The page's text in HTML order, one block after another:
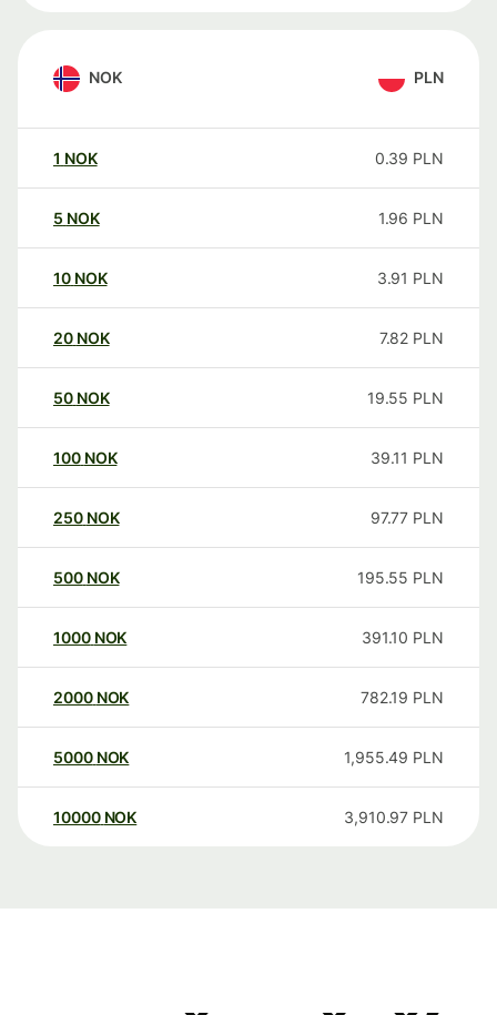
NOK PLN
1 NOK 0.39 PLN
5 NOK 1.96 PLN
10 NOK 3.91 PLN
20 NOK 7.82 PLN
50 NOK 19.55 PLN
100 NOK 39.11 PLN
250 NOK 97.77 PLN
500 NOK 195.55 PLN
1000 NOK 391.10 PLN
2000 NOK 782.19 PLN
5000 NOK 1,955.49 PLN
10000 NOK 3,910.97 PLN